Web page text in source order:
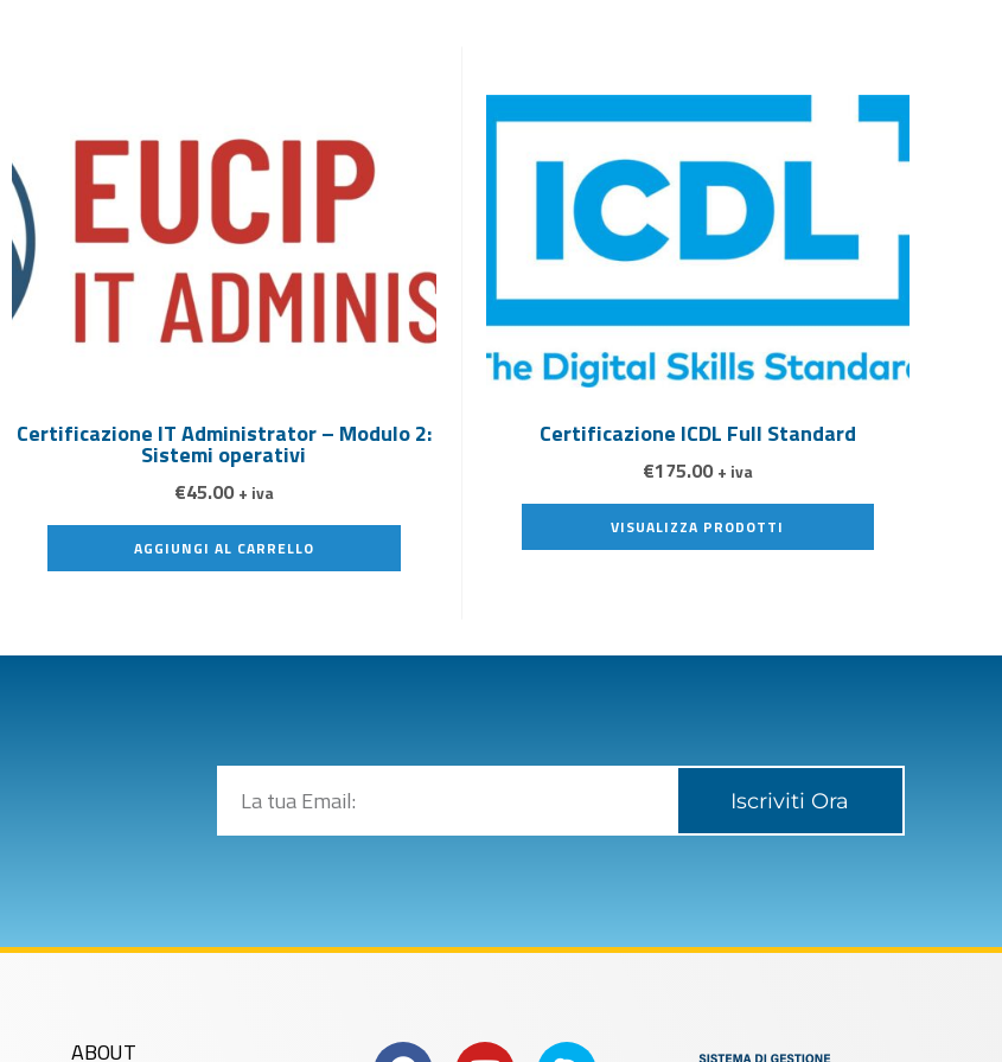
Certificazione IT Administrator – Modulo 2:
Sistemi operativi
€45.00 + iva
AGGIUNGI AL CARRELLO
Certificazione ICDL Full Standard
€175.00 + iva
VISUALIZZA PRODOTTI
Iscriviti Ora
ABOUT